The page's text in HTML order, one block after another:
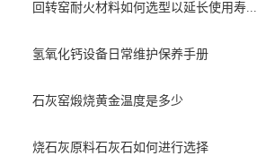
回转窑耐火材料如何选型以延长使用寿...
氢氧化钙设备日常维护保养手册
石灰窑煅烧黄金温度是多少
烧石灰原料石灰石如何进行选择